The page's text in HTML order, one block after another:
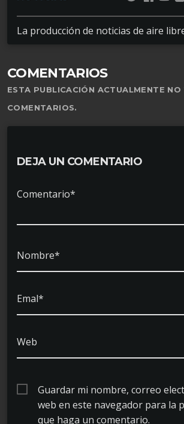
La producción de noticias de aire
COMENTARIOS
ESTA PUBLICACIÓN ACTUALMENTE NO
COMENTARIOS.
DEJA UN COMENTARIO
Comentario*
Nombre*
Emal*
Web
Guardar mi nombre, correo
web en este navegador para la
que haga un comentario.